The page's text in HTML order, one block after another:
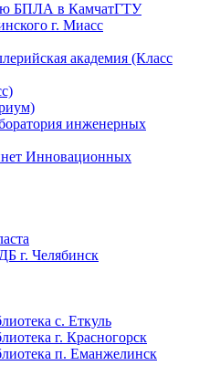
БПЛА в КамчатГТУ
г. Миасс
академия (Класс
инженерных
Инновационных
г. Челябинск
с. Еткуль
г. Красногорск
п. Еманжелинск